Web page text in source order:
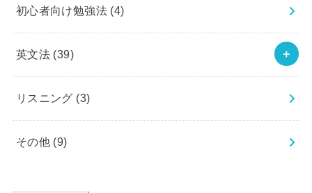
初心者向け勉強法 (4)
英文法 (39)
リスニング (3)
その他 (9)